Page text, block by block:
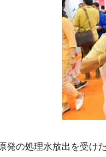
発の処理水放出を受け